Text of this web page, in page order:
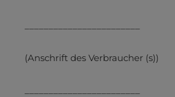
(Anschrift des Verbraucher (s))